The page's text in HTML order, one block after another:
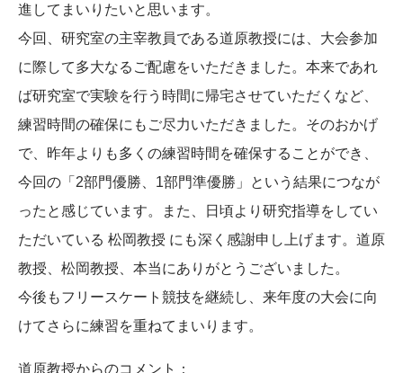
進してまいりたいと思います。
今回、研究室の主宰教員である道原教授には、大会参加
に際して多大なるご配慮をいただきました。本来であれ
ば研究室で実験を行う時間に帰宅させていただくなど、
練習時間の確保にもご尽力いただきました。そのおかげ
で、昨年よりも多くの練習時間を確保することができ、
今回の「2部門優勝、1部門準優勝」という結果につなが
ったと感じています。また、日頃より研究指導をしてい
ただいている 松岡教授 にも深く感謝申し上げます。道原
教授、松岡教授、本当にありがとうございました。
今後もフリースケート競技を継続し、来年度の大会に向
けてさらに練習を重ねてまいります。
道原教授からのコメント：